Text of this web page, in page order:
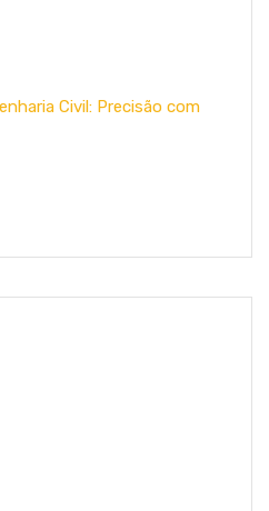
Civil: Precisão com